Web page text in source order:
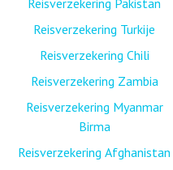
Reisverzekering Turkije
Reisverzekering Chili
Reisverzekering Zambia
Reisverzekering Myanmar
Birma
Reisverzekering Afghanistan